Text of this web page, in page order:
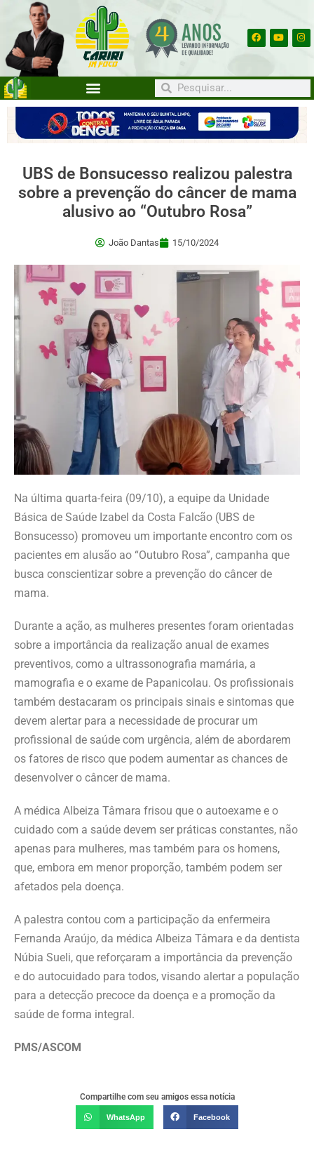
UBS de Bonsucesso realizou palestra
sobre a prevenção do câncer de mama
alusivo ao “Outubro Rosa”
João Dantas 15/10/2024
Na última quarta-feira (09/10), a equipe da Unidade
Básica de Saúde Izabel da Costa Falcão (UBS de
Bonsucesso) promoveu um importante encontro com os
pacientes em alusão ao “Outubro Rosa”, campanha que
busca conscientizar sobre a prevenção do câncer de
mama.
Durante a ação, as mulheres presentes foram orientadas
sobre a importância da realização anual de exames
preventivos, como a ultrassonografia mamária, a
mamografia e o exame de Papanicolau. Os profissionais
também destacaram os principais sinais e sintomas que
devem alertar para a necessidade de procurar um
profissional de saúde com urgência, além de abordarem
os fatores de risco que podem aumentar as chances de
desenvolver o câncer de mama.
A médica Albeiza Tâmara frisou que o autoexame e o
cuidado com a saúde devem ser práticas constantes, não
apenas para mulheres, mas também para os homens,
que, embora em menor proporção, também podem ser
afetados pela doença.
A palestra contou com a participação da enfermeira
Fernanda Araújo, da médica Albeiza Tâmara e da dentista
Núbia Sueli, que reforçaram a importância da prevenção
e do autocuidado para todos, visando alertar a população
para a detecção precoce da doença e a promoção da
saúde de forma integral.
PMS/ASCOM
Compartilhe com seu amigos essa notícia
WhatsApp Facebook